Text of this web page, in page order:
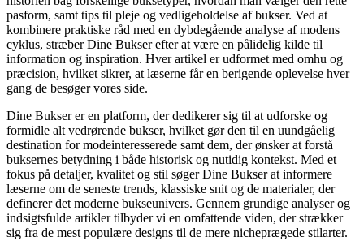
pasform, samt tips til pleje og vedligeholdelse af bukser. Ved at
kombinere praktiske råd med en dybdegående analyse af modens
cyklus, stræber Dine Bukser efter at være en pålidelig kilde til
information og inspiration. Hver artikel er udformet med omhu og
præcision, hvilket sikrer, at læserne får en berigende oplevelse hver
gang de besøger vores side.
Dine Bukser er en platform, der dedikerer sig til at udforske og
formidle alt vedrørende bukser, hvilket gør den til en uundgåelig
destination for modeinteresserede samt dem, der ønsker at forstå
buksernes betydning i både historisk og nutidig kontekst. Med et
fokus på detaljer, kvalitet og stil søger Dine Bukser at informere
læserne om de seneste trends, klassiske snit og de materialer, der
definerer det moderne bukseunivers. Gennem grundige analyser og
indsigtsfulde artikler tilbyder vi en omfattende viden, der strækker
sig fra de mest populære designs til de mere nicheprægede stilarter.